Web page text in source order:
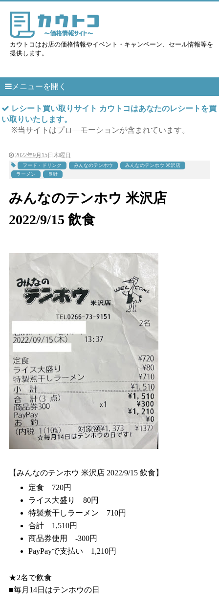
カウトコはお店の価格情報やイベント・キャンペーン、セール情報等を
提供します。
メニューを開く
レシート買い取りサイト カウトコはあなたのレシートを買
い取りいたします。
※当サイトはプロ―モーションが含まれています。
2022年9月15日木曜日
フード・ドリンク みんなのテンホウ
みんなのテンホウ 米沢店
ラーメン
長野
みんなのテンホウ 米沢店
2022/9/15 飲食
【みんなのテンホウ 米沢店 2022/9/15 飲食】
定食 720円
ライス大盛り 80円
特製煮干しラーメン 710円
合計 1,510円
商品券使用 -300円
PayPayで支払い 1,210円
★2名で飲食
■毎月14日はテンホウの日